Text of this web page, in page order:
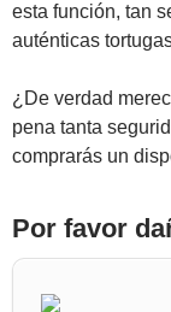
esta función, tan
auténticas
¿De verdad
pena tanta
comprarás un
Por favor